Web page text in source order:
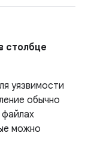
столбце
уязвимости
обычно
можно